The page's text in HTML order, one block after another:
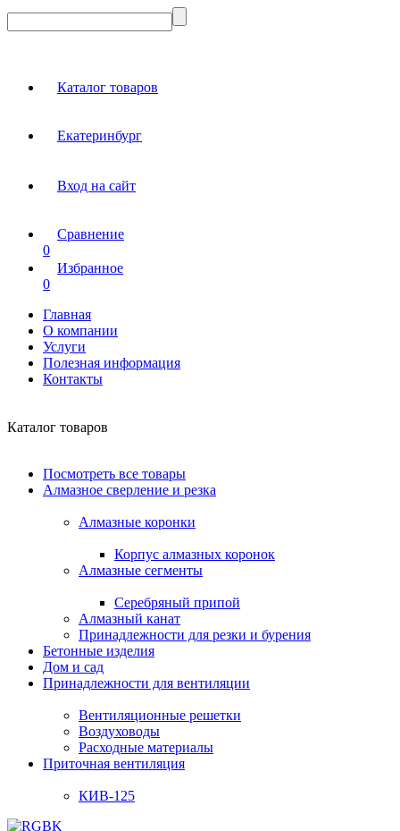
Каталог товаров
Екатеринбург
Вход на сайт
Сравнение
0
Избранное
0
Главная
О компании
Услуги
Полезная информация
Контакты
Каталог товаров
Посмотреть все товары
Алмазное сверление и резка
Алмазные коронки
Корпус алмазных коронок
Алмазные сегменты
Серебряный припой
Алмазный канат
Принадлежности для резки и бурения
Бетонные изделия
Дом и сад
Принадлежности для вентиляции
Вентиляционные решетки
Воздуховоды
Расходные материалы
Приточная вентиляция
КИВ-125